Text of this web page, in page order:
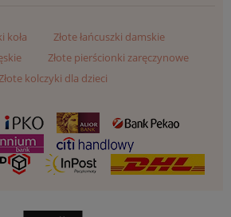
koła
Złote łańcuszki damskie
Złote pierścionki zaręczynowe
kolczyki dla dzieci